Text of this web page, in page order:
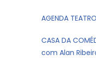
AGENDA
CASA DA
com Alan